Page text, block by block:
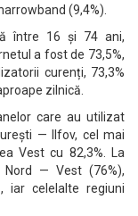
(9,4%).
între 16 și 74 ani,
a fost de 73,5%,
curenți, 73,3%
zilnică.
care au utilizat
— Ilfov, cel mai
Vest cu 82,3%. La
Nord — Vest (76%),
iar celelalte regiuni